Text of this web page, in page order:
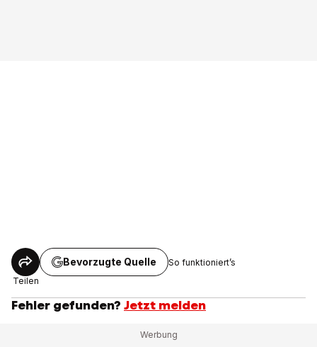
Teilen
Bevorzugte Quelle So funktioniert’s
Fehler gefunden? Jetzt melden